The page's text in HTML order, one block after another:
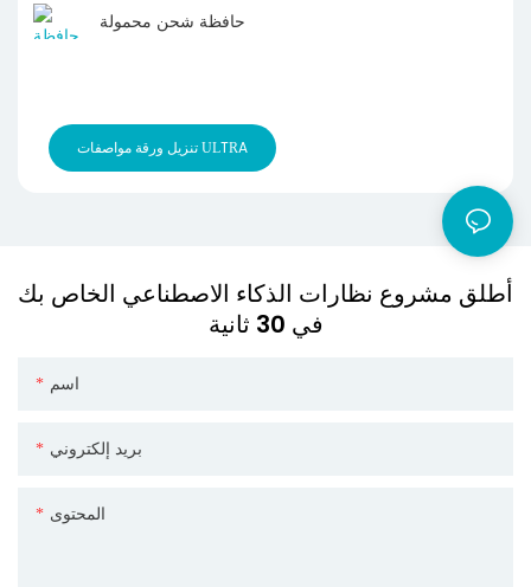
حافظة شحن محمولة
تنزيل ورقة مواصفات ULTRA
أطلق مشروع نظارات الذكاء الاصطناعي الخاص بك
في 30 ثانية
اسم
بريد إلكتروني
المحتوى